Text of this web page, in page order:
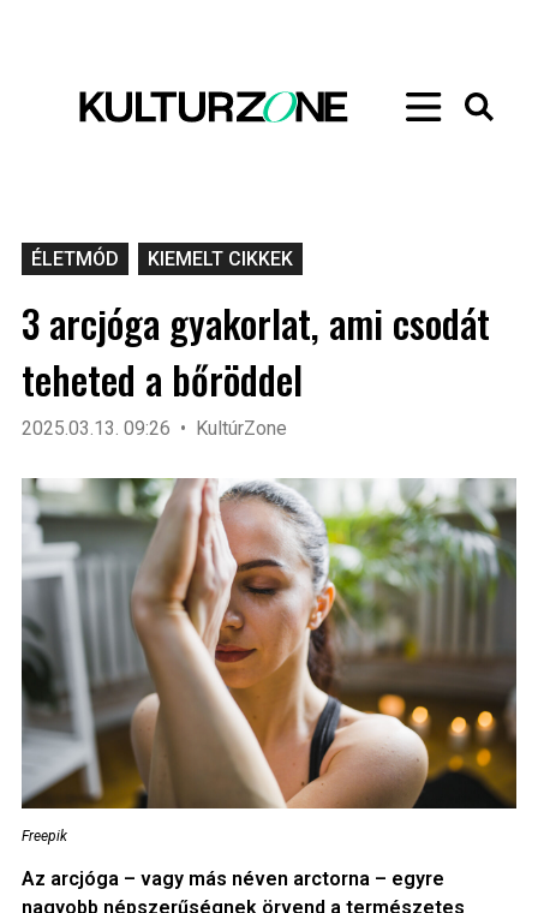
ÉLETMÓD KIEMELT CIKKEK
3 arcjóga gyakorlat, ami csodát
teheted a bőröddel
2025.03.13. 09:26 KultúrZone
Freepik
Az arcjóga – vagy más néven arctorna – egyre
nagyobb népszerűségnek örvend a természetes